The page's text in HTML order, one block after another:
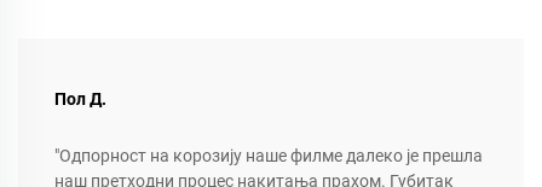
Пол Д.
"Одпорност на корозију наше филме далеко је прешла
наш претходни процес накитања прахом. Губитак